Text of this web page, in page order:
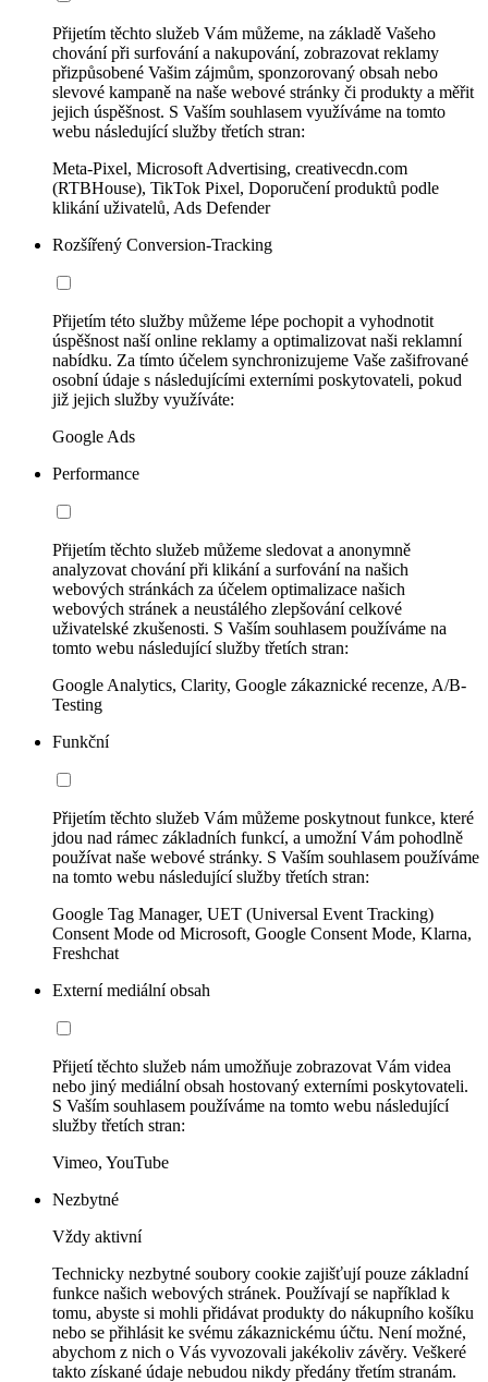
Přijetím těchto služeb Vám můžeme, na základě Vašeho
chování při surfování a nakupování, zobrazovat reklamy
přizpůsobené Vašim zájmům, sponzorovaný obsah nebo
slevové kampaně na naše webové stránky či produkty a měřit
jejich úspěšnost. S Vaším souhlasem využíváme na tomto
webu následující služby třetích stran:
Meta-Pixel, Microsoft Advertising, creativecdn.com
(RTBHouse), TikTok Pixel, Doporučení produktů podle
klikání uživatelů, Ads Defender
Rozšířený Conversion-Tracking
Přijetím této služby můžeme lépe pochopit a vyhodnotit
úspěšnost naší online reklamy a optimalizovat naši reklamní
nabídku. Za tímto účelem synchronizujeme Vaše zašifrované
osobní údaje s následujícími externími poskytovateli, pokud
již jejich služby využíváte:
Google Ads
Performance
Přijetím těchto služeb můžeme sledovat a anonymně
analyzovat chování při klikání a surfování na našich
webových stránkách za účelem optimalizace našich
webových stránek a neustálého zlepšování celkové
uživatelské zkušenosti. S Vaším souhlasem používáme na
tomto webu následující služby třetích stran:
Google Analytics, Clarity, Google zákaznické recenze, A/B-
Testing
Funkční
Přijetím těchto služeb Vám můžeme poskytnout funkce, které
jdou nad rámec základních funkcí, a umožní Vám pohodlně
používat naše webové stránky. S Vaším souhlasem používáme
na tomto webu následující služby třetích stran:
Google Tag Manager, UET (Universal Event Tracking)
Consent Mode od Microsoft, Google Consent Mode, Klarna,
Freshchat
Externí mediální obsah
Přijetí těchto služeb nám umožňuje zobrazovat Vám videa
nebo jiný mediální obsah hostovaný externími poskytovateli.
S Vaším souhlasem používáme na tomto webu následující
služby třetích stran:
Vimeo, YouTube
Nezbytné
Vždy aktivní
Technicky nezbytné soubory cookie zajišťují pouze základní
funkce našich webových stránek. Používají se například k
tomu, abyste si mohli přidávat produkty do nákupního košíku
nebo se přihlásit ke svému zákaznickému účtu. Není možné,
abychom z nich o Vás vyvozovali jakékoliv závěry. Veškeré
takto získané údaje nebudou nikdy předány třetím stranám.